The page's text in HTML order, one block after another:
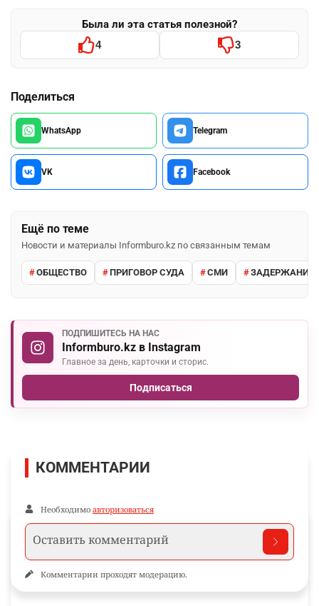
Была ли эта статья полезной?
4 3
Поделиться
WhatsApp Telegram
VK Facebook
Ещё по теме
Новости и материалы Informburo.kz по связанным темам
ОБЩЕСТВО ПРИГОВОР СУДА СМИ ЗАДЕРЖАНИЕ
ПОДПИШИТЕСЬ НА НАС
Informburo.kz в Instagram
Главное за день, карточки и сторис.
Подписаться
КОММЕНТАРИИ
Необходимо авторизоваться
Комментарии проходят модерацию.